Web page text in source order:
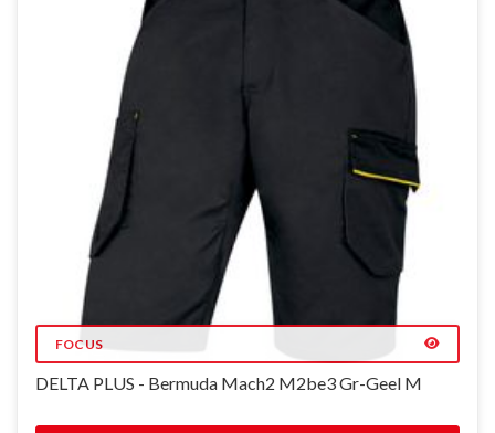
FOCUS
DELTA PLUS - Bermuda Mach2 M2be3 Gr-Geel M